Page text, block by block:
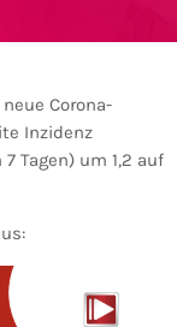
Corona-
Inzidenz
Tagen) um 1,2 auf